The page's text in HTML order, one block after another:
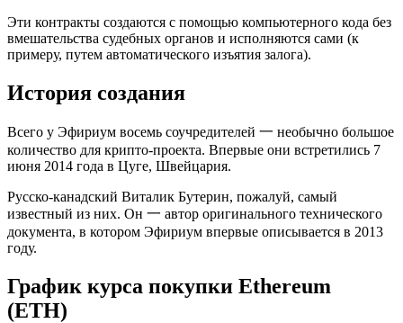
Эти контракты создаются с помощью компьютерного кода без
вмешательства судебных органов и исполняются сами (к
примеру, путем автоматического изъятия залога).
История создания
Всего у Эфириум восемь соучредителей 一 необычно большое
количество для крипто-проекта. Впервые они встретились 7
июня 2014 года в Цуге, Швейцария.
Русско-канадский Виталик Бутерин, пожалуй, самый
известный из них. Он 一 автор оригинального технического
документа, в котором Эфириум впервые описывается в 2013
году.
График курса покупки Ethereum
(ETH)